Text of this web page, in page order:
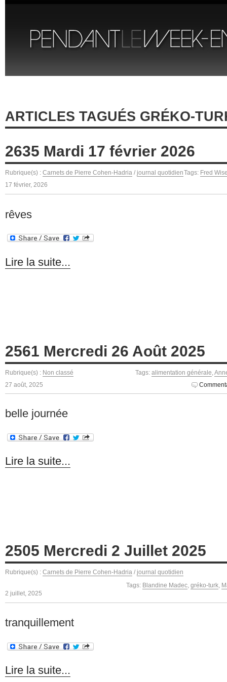
ARTICLES TAGUÉS GRÉKO-
2635 Mardi 17 février 2026
Rubrique(s) : Carnets de Pierre Cohen-Hadria / journal quotidienTags: Fred
17 février, 2026
rêves
Lire la suite...
2561 Mercredi 26 Août 2025
Rubrique(s) : Non classé Tags: alimentation générale
27 août, 2025
belle journée
Lire la suite...
2505 Mercredi 2 Juillet 2025
Rubrique(s) : Carnets de Pierre Cohen-Hadria / journal quotidien
Tags: Blandine Madec gréko-turk
2 juillet, 2025
tranquillement
Lire la suite...